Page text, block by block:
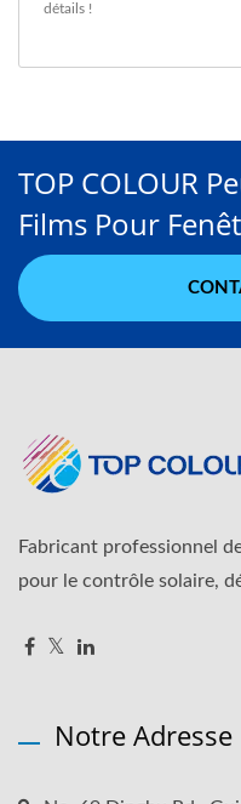
détails !
TOP COLOUR
Films Pour
Fabricant professionnel
pour le contrôle solaire,
Notre Adresse